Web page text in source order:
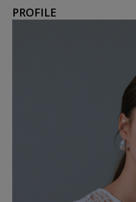
PROFILE